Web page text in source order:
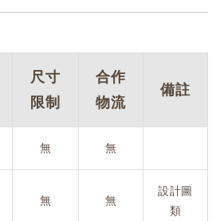
尺寸
限制
合作
物流
備註
無 無
無 無
設計圖
類